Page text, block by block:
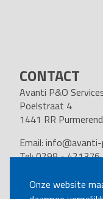
Onze website
CONTACT
Avanti P&O
Poelstraat 4
1441 RR Purmerend
Email: info@avanti-
Tel: 0299 - 421376
Kvk nummer: